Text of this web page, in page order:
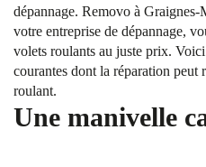
dépannage. Removo à
votre entreprise de dépannage,
volets roulants au juste prix.
courantes dont la réparation peut
roulant.
Une manivelle